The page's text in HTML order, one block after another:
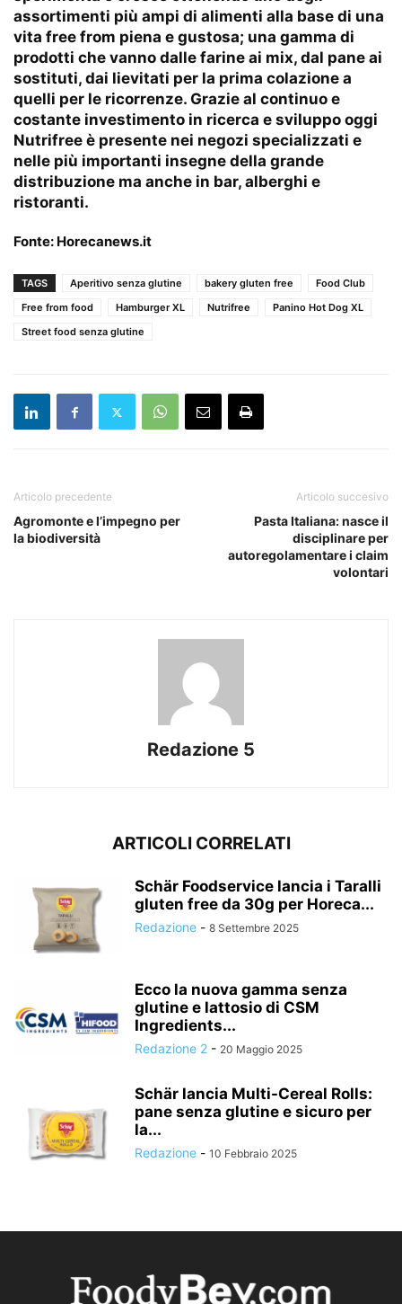
assortimenti più ampi di alimenti alla base di una
vita free from piena e gustosa; una gamma di
prodotti che vanno dalle farine ai mix, dal pane ai
sostituti, dai lievitati per la prima colazione a
quelli per le ricorrenze. Grazie al continuo e
costante investimento in ricerca e sviluppo oggi
Nutrifree è presente nei negozi specializzati e
nelle più importanti insegne della grande
distribuzione ma anche in bar, alberghi e
ristoranti.
Fonte: Horecanews.it
TAGS Aperitivo senza glutine bakery gluten free
Food Club
Free from food
Hamburger XL Nutrifree
Panino Hot Dog XL
Street food senza glutine
Articolo precedente
Agromonte e l’impegno per
la biodiversità
Articolo succesivo
Pasta Italiana: nasce il
disciplinare per
autoregolamentare i claim
volontari
Redazione 5
ARTICOLI CORRELATI
Schär Foodservice lancia i Taralli
gluten free da 30g per Horeca...
Redazione - 8 Settembre 2025
Ecco la nuova gamma senza
glutine e lattosio di CSM
Ingredients...
Redazione 2 - 20 Maggio 2025
Schär lancia Multi-Cereal Rolls:
pane senza glutine e sicuro per
la...
Redazione - 10 Febbraio 2025